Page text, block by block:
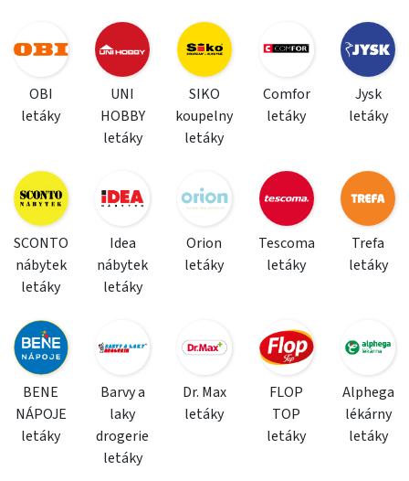
OBI
letáky
UNI
HOBBY
letáky
SIKO
koupelny
letáky
Comfor
letáky
Jysk
letáky
SCONTO
nábytek
letáky
Idea
nábytek
letáky
Orion
letáky
Tescoma
letáky
Trefa
letáky
BENE
NÁPOJE
letáky
Barvy a
laky
drogerie
letáky
Dr. Max
letáky
FLOP
TOP
letáky
Alphega
lékárny
letáky